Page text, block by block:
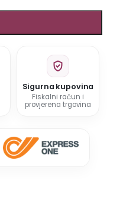
Sigurna kupovina
Fiskalni račun i
provjerena trgovina